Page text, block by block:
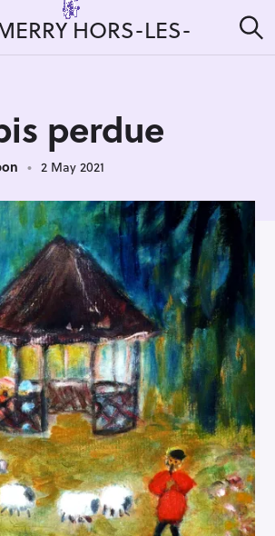
HORS-LES-
e
perdue
2 May 2021